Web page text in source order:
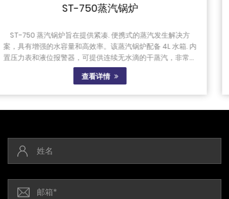
方
. 内
常适
ST-Q3 U型真空烫台
ST-Q3 U 型真空熨烫台旨在为各种服装类型提供高效
的熨烫。这款熨烫台具有 400x1200mm 的紧凑桌
750W 吸力电机，可提供强大的真空，在熨烫时将衣物
固定到位。其 U 形设...